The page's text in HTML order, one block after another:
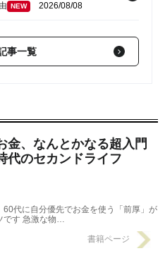
NEW 2026/08/08
ら届いた連絡…〈年金月27万
休みを恐れる理由
」
」…援助額は合計800万円超・
介護施設で直面した「自業自
事一覧
金、なんとかなる超入門
代のセカンドライフ
60代に自分優先でお金を使う「前厚」が
です 急激な物…
書籍ページ